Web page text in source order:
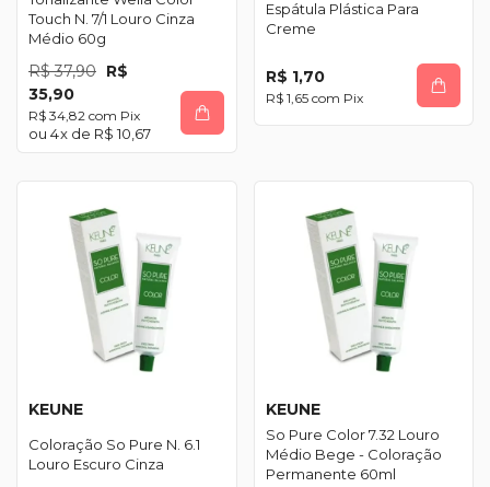
Touch N. 7/1 Louro Cinza
Médio 60g
R$ 37,90 R$
35,90
R$ 34,82 com Pix
4x de R$ 10,67
Espátula Plástica Para
Creme
R$ 1,70
R$ 1,65 com Pix
KEUNE
Coloração So Pure N. 6.1
Louro Escuro Cinza
KEUNE
So Pure Color 7.32 Louro
Médio Bege - Coloração
Permanente 60ml